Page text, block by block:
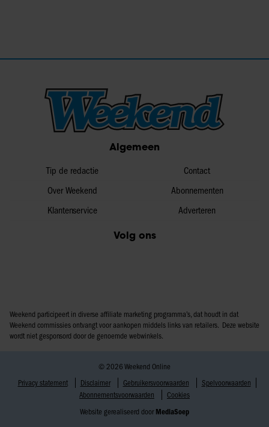
Algemeen
Tip de redactie
Over Weekend
Klantenservice
Contact
Abonnementen
Adverteren
Volg ons
Weekend participeert in diverse affiliate marketing programma’s, dat houdt in dat
Weekend commissies ontvangt voor aankopen middels links van retailers. Deze website
wordt niet gesponsord door de genoemde webwinkels.
© 2026 Weekend Online
Privacy statement
Disclaimer Gebruikersvoorwaarden
Spelvoorwaarden
Abonnementsvoorwaarden
Cookies
Website gerealiseerd door MediaSoep